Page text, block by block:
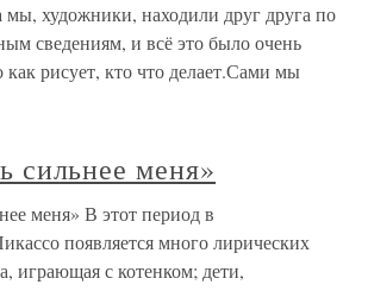
мы, художники, находили друг друга по
сведениям, и всё это было очень
рисует, кто что делает.Сами мы
сильнее меня»
меня» В этот период в
появляется много лирических
играющая с котенком; дети,